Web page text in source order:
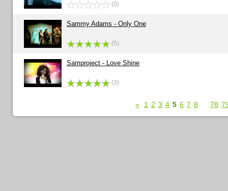
(0)
Sammy Adams - Only One
(5)
Samproject - Love Shine
(3)
« 1 2 3 4 5 6 7 8 78